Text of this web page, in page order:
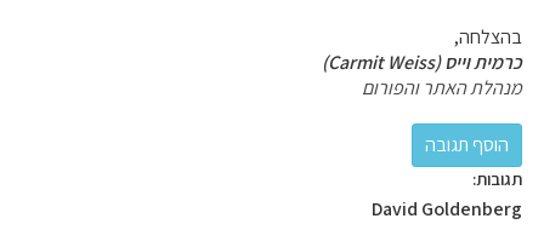
בהצלחה,
כרמית וייס (Carmit Weiss)
מנהלת האתר והפורום
תגובות:
David Goldenberg